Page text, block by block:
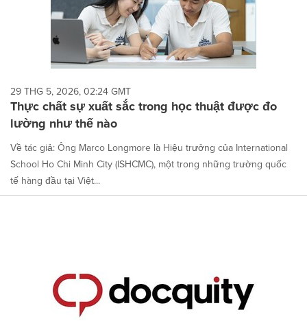
29 THG 5, 2026, 02:24 GMT
Thực chất sự xuất sắc trong học thuật được đo
lường như thế nào
Về tác giả: Ông Marco Longmore là Hiệu trưởng của International
School Ho Chi Minh City (ISHCMC), một trong những trường quốc
tế hàng đầu tại Việt...